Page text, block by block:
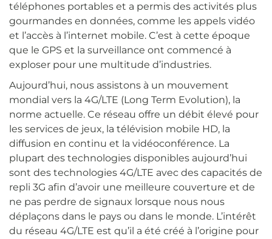
téléphones portables et a permis des activités plus
gourmandes en données, comme les appels vidéo
et l’accès à l’internet mobile. C’est à cette époque
que le GPS et la surveillance ont commencé à
exploser pour une multitude d’industries.
Aujourd’hui, nous assistons à un mouvement
mondial vers la 4G/LTE (Long Term Evolution), la
norme actuelle. Ce réseau offre un débit élevé pour
les services de jeux, la télévision mobile HD, la
diffusion en continu et la vidéoconférence. La
plupart des technologies disponibles aujourd’hui
sont des technologies 4G/LTE avec des capacités de
repli 3G afin d’avoir une meilleure couverture et de
ne pas perdre de signaux lorsque nous nous
déplaçons dans le pays ou dans le monde. L’intérêt
du réseau 4G/LTE est qu’il a été créé à l’origine pour